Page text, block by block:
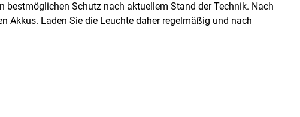
bestmöglichen Schutz nach aktuellem Stand der Technik. Nach
Akkus. Laden Sie die Leuchte daher regelmäßig und nach